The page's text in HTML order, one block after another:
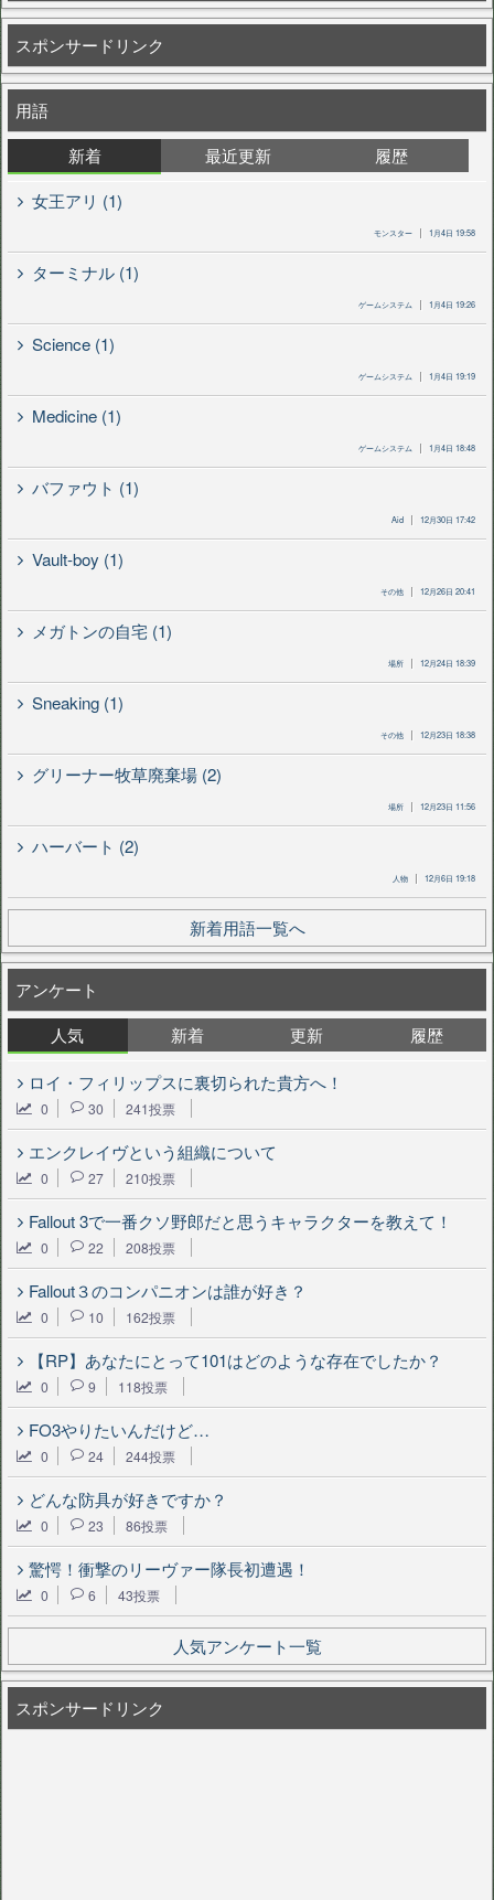
スポンサードリンク
用語
新着
最近更新
履歴
女王アリ (1)
モンスター 1月4日 19:58
ターミナル (1)
ゲームシステム 1月4日 19:26
Science (1)
ゲームシステム 1月4日 19:19
Medicine (1)
ゲームシステム 1月4日 18:48
バファウト (1)
Aid 12月30日 17:42
Vault-boy (1)
その他 12月26日 20:41
メガトンの自宅 (1)
場所 12月24日 18:39
Sneaking (1)
その他 12月23日 18:38
グリーナー牧草廃棄場 (2)
場所 12月23日 11:56
ハーバート (2)
人物 12月6日 19:18
新着用語一覧へ
アンケート
人気
新着 更新 履歴
ロイ・フィリップスに裏切られた貴方へ！
0 30 241投票
エンクレイヴという組織について
0 27 210投票
Fallout 3で一番クソ野郎だと思うキャラクターを教えて！
0 22 208投票
Fallout３のコンパニオンは誰が好き？
0 10 162投票
【RP】あなたにとって101はどのような存在でしたか？
0 9 118投票
FO3やりたいんだけど…
0 24 244投票
どんな防具が好きですか？
0 23 86投票
驚愕！衝撃のリーヴァー隊長初遭遇！
0 6 43投票
人気アンケート一覧
スポンサードリンク